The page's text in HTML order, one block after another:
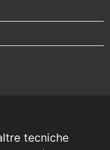
tecniche